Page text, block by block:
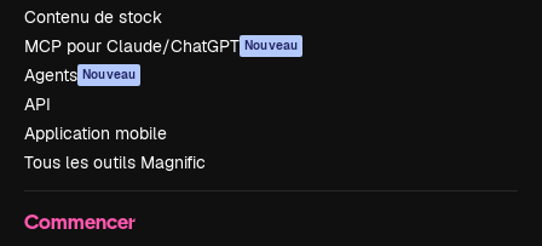
Contenu de stock
MCP pour Claude/ChatGPT Nouveau
Agents Nouveau
API
Application mobile
Tous les outils Magnific
Commencer